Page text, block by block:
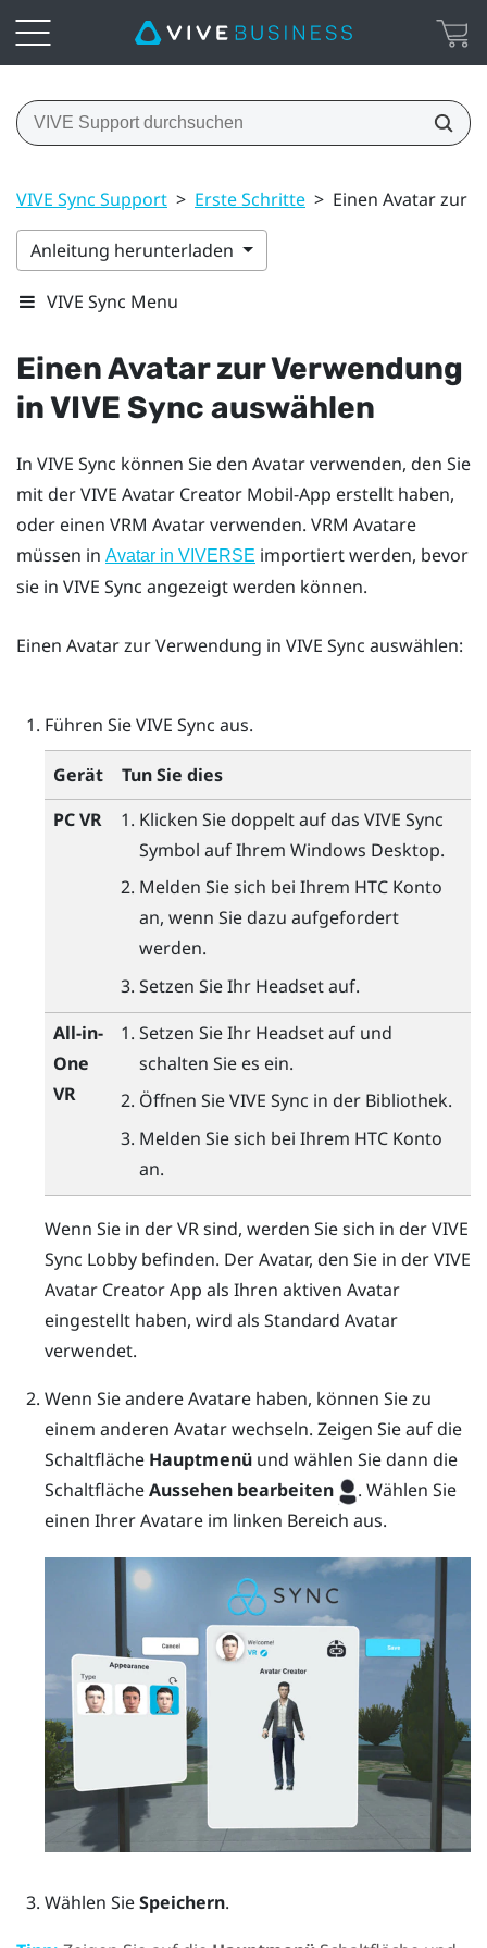
VIVE Sync Support > Erste Schritte > Einen Avatar zur
Anleitung herunterladen
VIVE Sync Menu
Einen Avatar zur Verwendung
inVIVE Sync auswählen
In VIVE Sync können Sie den Avatar verwenden, den Sie
mit derVIVE Avatar Creator Mobil-App erstellt haben,
oder einen VRM Avatar verwenden. VRM Avatare
müssen in Avatar in VIVERSE importiert werden, bevor
sie in VIVE Sync angezeigt werden können.
Einen Avatar zur Verwendung in VIVE Sync auswählen:
Führen SieVIVE Sync aus.
Gerät
Tun Sie dies
PC VR
Klicken Sie doppelt auf das VIVE Sync
Symbol auf Ihrem Windows Desktop.
Melden Sie sich bei Ihrem HTC Konto
an, wenn Sie dazu aufgefordert
werden.
Setzen Sie Ihr Headset auf.
All-in-
One
VR
Setzen Sie Ihr Headset auf und
schalten Sie es ein.
Öffnen SieVIVE Sync in der Bibliothek.
Melden Sie sich bei Ihrem HTC Konto
an.
Wenn Sie in der VR sind, werden Sie sich in derVIVE
Sync Lobby befinden. Der Avatar, den Sie in derVIVE
Avatar CreatorApp als Ihren aktiven Avatar
eingestellt haben, wird als Standard Avatar
verwendet.
Wenn Sie andere Avatare haben, können Sie zu
einem anderen Avatar wechseln. Zeigen Sie auf die
Schaltfläche Hauptmenüund wählen Sie dann die
SchaltflächeAussehen bearbeiten
. Wählen Sie
einen Ihrer Avatare im linken Bereich aus.
Wählen SieSpeichern.